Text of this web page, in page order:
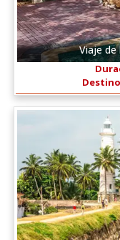
Viaje de